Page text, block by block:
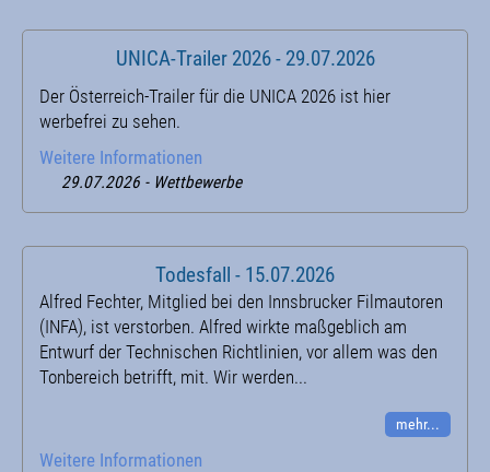
UNICA-Trailer 2026 - 29.07.2026
Der Österreich-Trailer für die UNICA 2026 ist hier
werbefrei zu sehen.
Weitere Informationen
29.07.2026 - Wettbewerbe
Todesfall - 15.07.2026
Alfred Fechter, Mitglied bei den Innsbrucker Filmautoren
(INFA), ist verstorben. Alfred wirkte maßgeblich am
Entwurf der Technischen Richtlinien, vor allem was den
Tonbereich betrifft, mit. Wir werden...
mehr...
Weitere Informationen